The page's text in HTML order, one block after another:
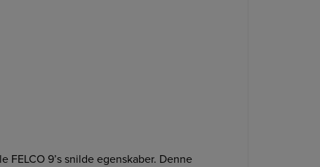
9’s snilde egenskaber. Denne